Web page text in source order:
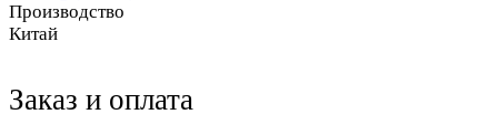
Производство
Китай
Заказ и оплата